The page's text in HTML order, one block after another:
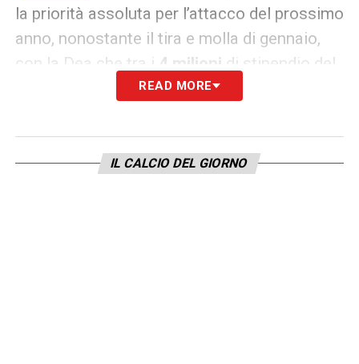
la priorità assoluta per l’attacco del prossimo
anno, nonostante il tira e molla di gennaio,
con la Dea che tra i 4 milioni di stipendio del
ragazzo e le (alte) pretese del Lione non è
Serve in primis la conquista della
Champions, e dall’altra la Dea si giocherà la
READ MORE
IL CALCIO DEL GIORNO